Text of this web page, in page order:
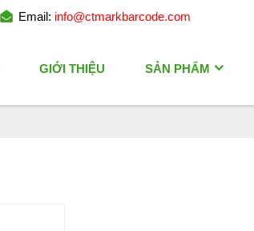
Email: info@ctmarkbarcode.com
GIỚI THIỆU SẢN PHẨM